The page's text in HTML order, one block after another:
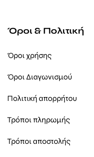
Όροι & Πολιτική
Όροι χρήσης
Όροι Διαγωνισμού
Πολιτική απορρήτου
Τρόποι πληρωμής
Τρόποι αποστολής